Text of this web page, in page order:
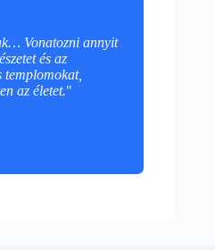
Vonatozni annyit
és az
templomokat,
az életet."